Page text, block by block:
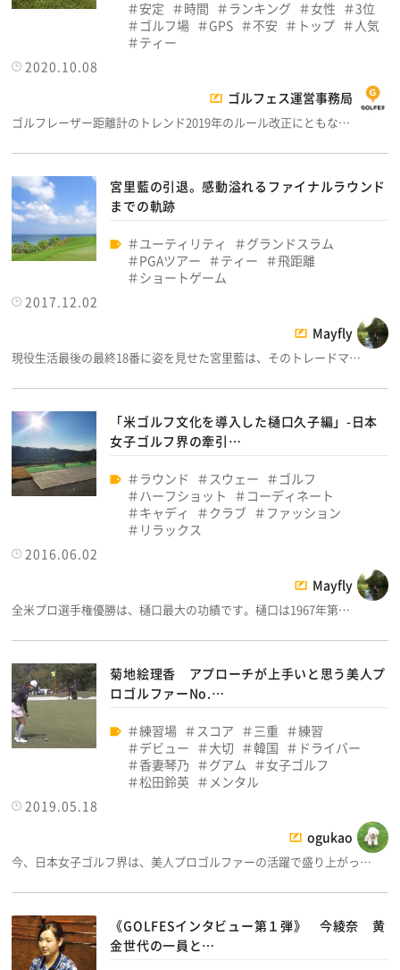
安定 時間 ランキング 女性
3位
ゴルフ場
GPS 不安 トップ
人気
ティー
2020.10.08
ゴルフェス運営事務局
ゴルフレーザー距離計のトレンド2019年のルール改正にともな…
宮里藍の引退。感動溢れるファイナルラウンド
までの軌跡
ユーティリティ
グランドスラム
PGAツアー
ティー
飛距離
ショートゲーム
2017.12.02
Mayfly
現役生活最後の最終18番に姿を見せた宮里藍は、そのトレードマ…
「米ゴルフ文化を導入した樋口久子編」-日本
女子ゴルフ界の牽引…
ラウンド スウェー
ゴルフ
ハーフショット
コーディネート
キャディ
クラブ
ファッション
リラックス
2016.06.02
Mayfly
全米プロ選手権優勝は、樋口最大の功績です。樋口は1967年第…
菊地絵理香 アプローチが上手いと思う美人プ
ロゴルファーNo.…
練習場 スコア 三重
練習
デビュー
大切 韓国
ドライバー
香妻琴乃
グアム
女子ゴルフ
松田鈴英
メンタル
2019.05.18
ogukao
今、日本女子ゴルフ界は、美人プロゴルファーの活躍で盛り上がっ…
《GOLFESインタビュー第１弾》 今綾奈 黄
金世代の一員と…